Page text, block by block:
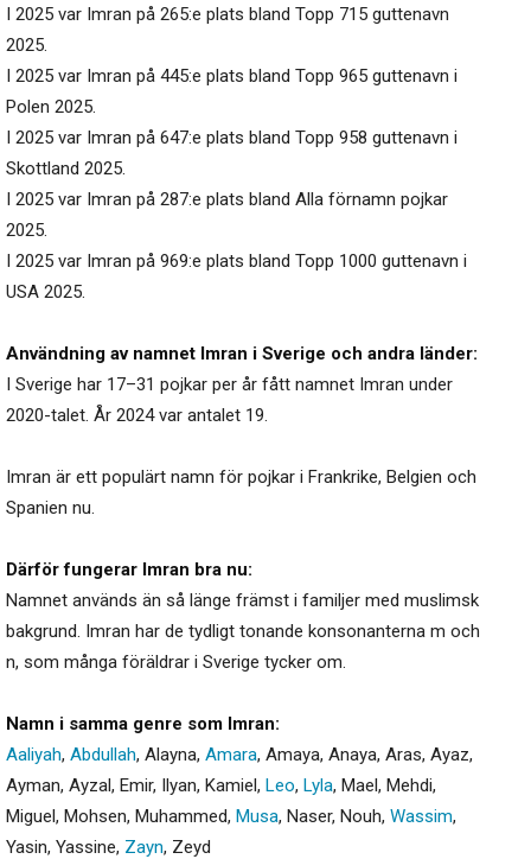
I 2025 var Imran på 265:e plats bland Topp 715 guttenavn
2025.
I 2025 var Imran på 445:e plats bland Topp 965 guttenavn i
Polen 2025.
I 2025 var Imran på 647:e plats bland Topp 958 guttenavn i
Skottland 2025.
I 2025 var Imran på 287:e plats bland Alla förnamn pojkar
2025.
I 2025 var Imran på 969:e plats bland Topp 1000 guttenavn i
USA 2025.
Användning av namnet Imran i Sverige och andra länder:
I Sverige har 17–31 pojkar per år fått namnet Imran under
2020-talet. År 2024 var antalet 19.
Imran är ett populärt namn för pojkar i Frankrike, Belgien och
Spanien nu.
Därför fungerar Imran bra nu:
Namnet används än så länge främst i familjer med muslimsk
bakgrund. Imran har de tydligt tonande konsonanterna m och
n, som många föräldrar i Sverige tycker om.
Namn i samma genre som Imran:
Aaliyah, Abdullah, Alayna, Amara, Amaya, Anaya, Aras, Ayaz,
Ayman, Ayzal, Emir, Ilyan, Kamiel, Leo, Lyla, Mael, Mehdi,
Miguel, Mohsen, Muhammed, Musa, Naser, Nouh, Wassim,
Yasin, Yassine, Zayn, Zeyd